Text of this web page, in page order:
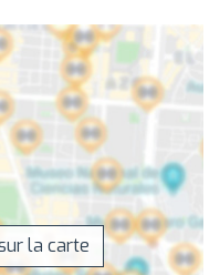
la carte